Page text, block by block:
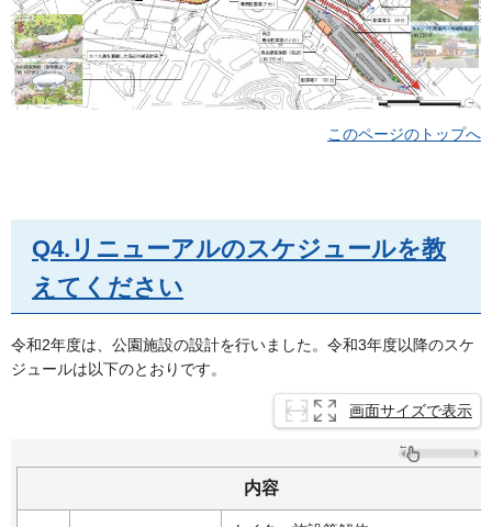
このページのトップへ
Q4.リニューアルのスケジュールを教
えてください
令和2年度は、公園施設の設計を行いました。令和3年度以降のスケ
ジュールは以下のとおりです。
画面サイズで表示
内容